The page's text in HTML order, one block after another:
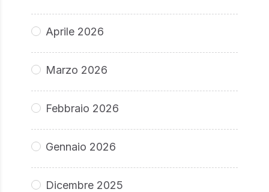
Aprile 2026
Marzo 2026
Febbraio 2026
Gennaio 2026
Dicembre 2025